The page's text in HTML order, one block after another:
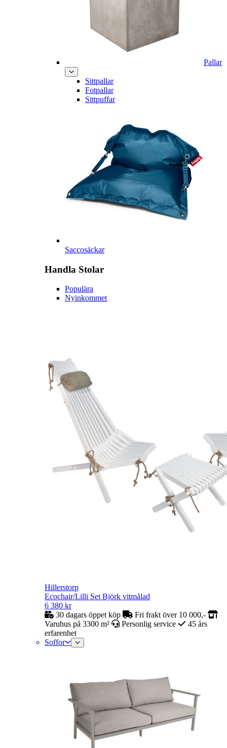
Pallar
Sittpallar
Fotpallar
Sittpuffar
Saccosäckar
Handla Stolar
Populära
Nyinkommet
Hillerstorp
Ecochair/Lilli Set Björk vitmålad
6 380 kr
30 dagars öppet köp
Fri frakt över 10 000,-
Varuhus på 3300 m²
Personlig service
45 års
erfarenhet
Soffor